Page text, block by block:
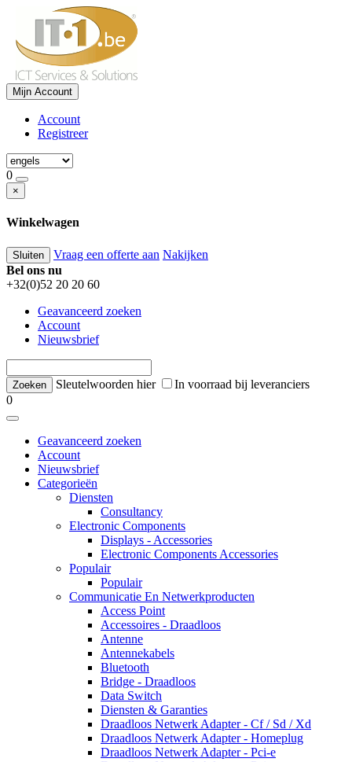
Mijn Account
Account
Registreer
0
×
Winkelwagen
Sluiten Vraag een offerte aan Nakijken
Bel ons nu
+32(0)52 20 20 60
Geavanceerd zoeken
Account
Nieuwsbrief
Sleutelwoorden hier
In voorraad bij leveranciers
0
Geavanceerd zoeken
Account
Nieuwsbrief
Categorieën
Diensten
Consultancy
Electronic Components
Displays - Accessories
Electronic Components Accessories
Populair
Populair
Communicatie En Netwerkproducten
Access Point
Accessoires - Draadloos
Antenne
Antennekabels
Bluetooth
Bridge - Draadloos
Data Switch
Diensten & Garanties
Draadloos Netwerk Adapter - Cf / Sd / Xd
Draadloos Netwerk Adapter - Homeplug
Draadloos Netwerk Adapter - Pci-e